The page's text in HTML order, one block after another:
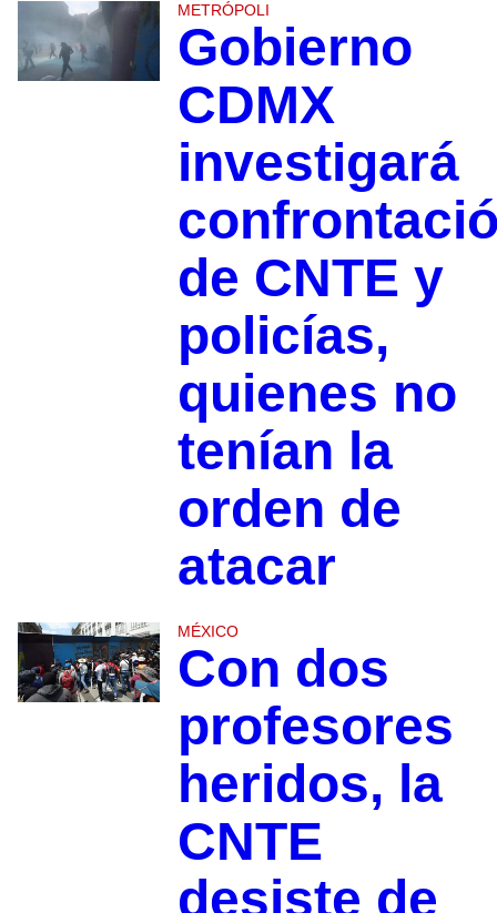
METRÓPOLI
Gobierno
CDMX
investigará
de CNTE y
policías,
quienes no
tenían la
orden de
atacar
MÉXICO
Con dos
profesores
heridos, la
CNTE
desiste de